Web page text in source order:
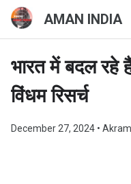
AMAN INDIA
भारत में बदल रहे
विंधम रिसर्च
December 27, 2024 •